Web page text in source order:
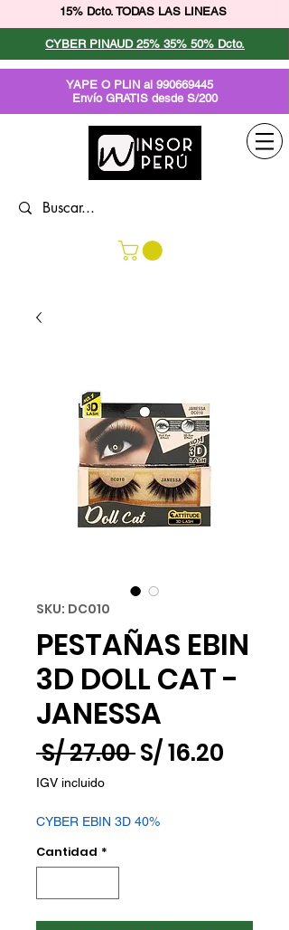
15% Dcto. TODAS LAS LINEAS
CYBER PINAUD 25% 35% 50% Dcto.
YAPE O PLIN al 990669445
Envío GRATIS desde S/200
SKU: DC010
PESTAÑAS EBIN
3D DOLL CAT -
JANESSA
S/ 27.00 Precio
S/ 16.20
IGV incluido
CYBER EBIN 3D 40%
Cantidad *